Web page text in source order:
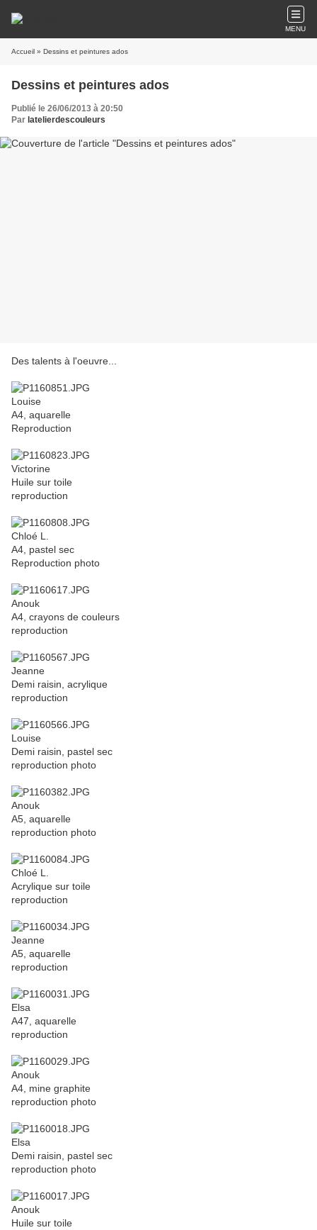
MENU
Accueil » Dessins et peintures ados
Dessins et peintures ados
Publié le 26/06/2013 à 20:50
Par latelierdescouleurs
Des talents à l'oeuvre...
Louise
A4, aquarelle
Reproduction
Victorine
Huile sur toile
reproduction
Chloé L.
A4, pastel sec
Reproduction photo
Anouk
A4, crayons de couleurs
reproduction
Jeanne
Demi raisin, acrylique
reproduction
Louise
Demi raisin, pastel sec
reproduction photo
Anouk
A5, aquarelle
reproduction photo
Chloé L.
Acrylique sur toile
reproduction
Jeanne
A5, aquarelle
reproduction
Elsa
A47, aquarelle
reproduction
Anouk
A4, mine graphite
reproduction photo
Elsa
Demi raisin, pastel sec
reproduction photo
Anouk
Huile sur toile